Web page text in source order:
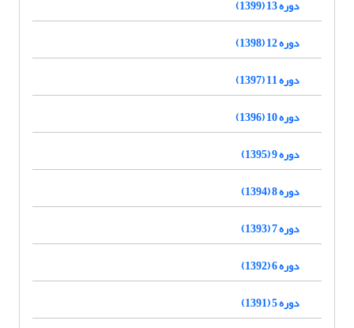
دوره 13 (1399)
دوره 12 (1398)
دوره 11 (1397)
دوره 10 (1396)
دوره 9 (1395)
دوره 8 (1394)
دوره 7 (1393)
دوره 6 (1392)
دوره 5 (1391)